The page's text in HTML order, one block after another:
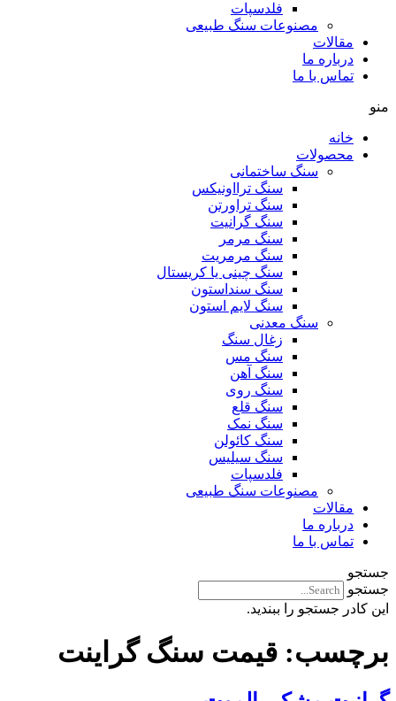
فلدسپات
مصنوعات سنگ طبیعی
مقالات
درباره ما
تماس با ما
منو
خانه
محصولات
سنگ ساختمانی
سنگ ترااونیکس
سنگ تراورتن
سنگ گرانیت
سنگ مرمر
سنگ مرمریت
سنگ چینی یا کریستال
سنگ سنداستون
سنگ لایم استون
سنگ معدنی
زغال سنگ
سنگ مس
سنگ آهن
سنگ روی
سنگ قلع
سنگ نمک
سنگ کائولن
سنگ سیلیس
فلدسپات
مصنوعات سنگ طبیعی
مقالات
درباره ما
تماس با ما
جستجو
جستجو
این کادر جستجو را ببندید.
برچسب: قیمت سنگ گراینت